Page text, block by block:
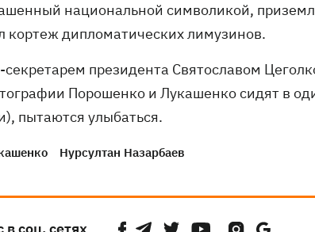
национальной символикой,
кортеж дипломатических лимузинов.
президента Святославом
Порошенко и Лукашенко сидят в
пытаются улыбаться.
Нурсултан Назарбаев